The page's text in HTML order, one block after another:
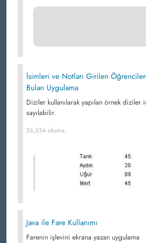
İsimleri ve Notları Girilen
Bulan Uygulama
Diziler kullanılarak yapılan örnek diziler
sayılabilir.
26,534 okuma,
Java ile Fare Kullanımı
Farenin işlevini ekrana yazan uygulama